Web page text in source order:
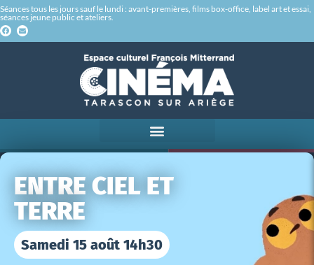
Séances tous les jours sauf le lundi : avant-premières, films box-office, label art et essai,
séances jeune public et ateliers.
ENTRE CIEL ET
TERRE
Samedi 15 août 14h30